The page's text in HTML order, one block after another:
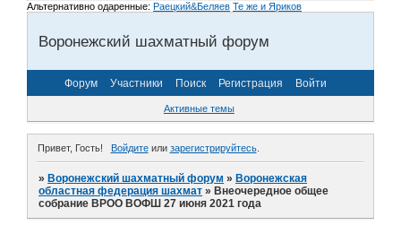
Альтернативно одаренные: Раецкий&Беляев Те же и Яриков
Воронежский шахматный форум
Форум Участники Поиск Регистрация Войти
Активные темы
Привет, Гость! Войдитеили зарегистрируйтесь.
»Воронежский шахматный форум »Воронежская
областная федерация шахмат »Внеочередное общее
собрание ВРОО ВОФШ 27 июня 2021 года